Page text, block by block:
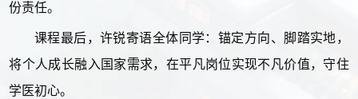
份责任。
课程最后，许锐寄语全体同学：锚定方向、脚踏实地，
将个人成长融入国家需求，在平凡岗位实现不凡价值，守住
学医初心。